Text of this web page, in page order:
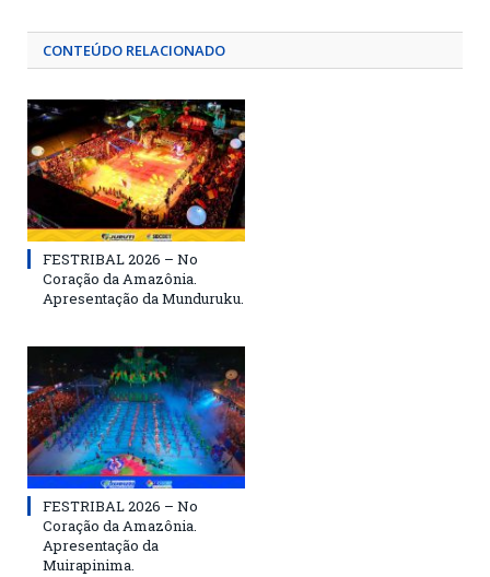
CONTEÚDO RELACIONADO
FESTRIBAL 2026 – No
Coração da Amazônia.
Apresentação da Munduruku.
FESTRIBAL 2026 – No
Coração da Amazônia.
Apresentação da
Muirapinima.